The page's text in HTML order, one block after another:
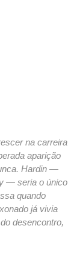
na carreira
aparição
Hardin —
— seria o único
quando
já vivia
desencontro,